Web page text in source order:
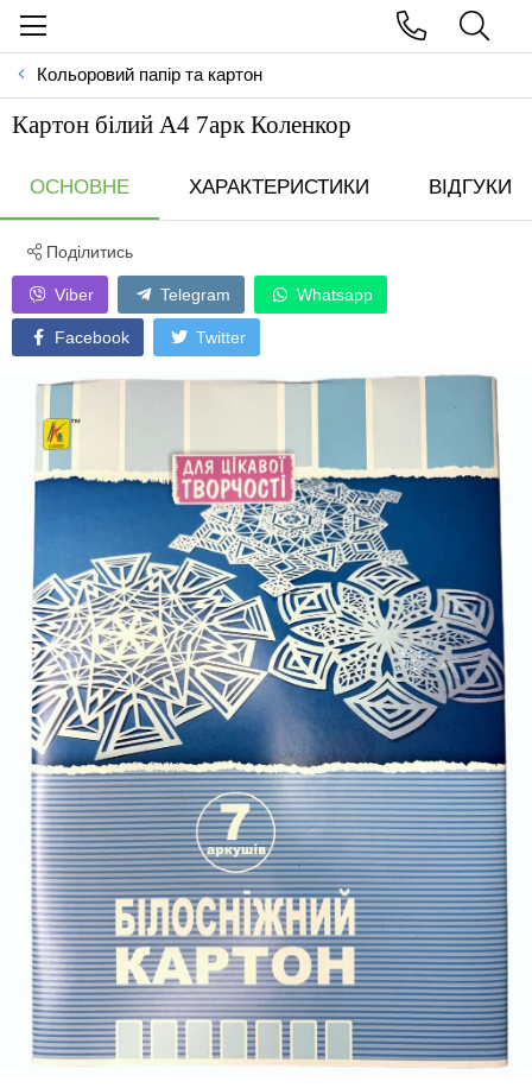
Кольоровий папір та картон
Картон білий А4 7арк Коленкор
ОСНОВНЕ ХАРАКТЕРИСТИКИ ВІДГУКИ
Поділитись
Viber Telegram Whatsapp
Facebook Twitter